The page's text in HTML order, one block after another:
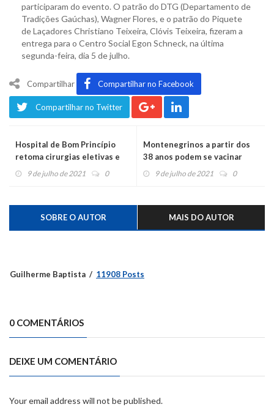
participaram do evento. O patrão do DTG (Departamento de
Tradições Gaúchas), Wagner Flores, e o patrão do Piquete
de Laçadores Christiano Teixeira, Clóvis Teixeira, fizeram a
entrega para o Centro Social Egon Schneck, na última
segunda-feira, dia 5 de julho.
Compartilhar Compartilhar no Facebook
Compartilhar no Twitter
Hospital de Bom Princípio
retoma cirurgias eletivas e
amplia especialidades
9 de julho de 2021 0
Montenegrinos a partir dos
38 anos podem se vacinar
neste sábado
9 de julho de 2021 0
SOBRE O AUTOR MAIS DO AUTOR
Guilherme Baptista 11908 Posts
0 COMENTÁRIOS
DEIXE UM COMENTÁRIO
Your email address will not be published.